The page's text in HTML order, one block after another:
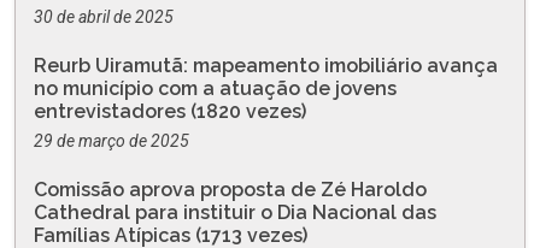
30 de abril de 2025
Reurb Uiramutã: mapeamento imobiliário avança
no município com a atuação de jovens
entrevistadores (1820 vezes)
29 de março de 2025
Comissão aprova proposta de Zé Haroldo
Cathedral para instituir o Dia Nacional das
Famílias Atípicas (1713 vezes)